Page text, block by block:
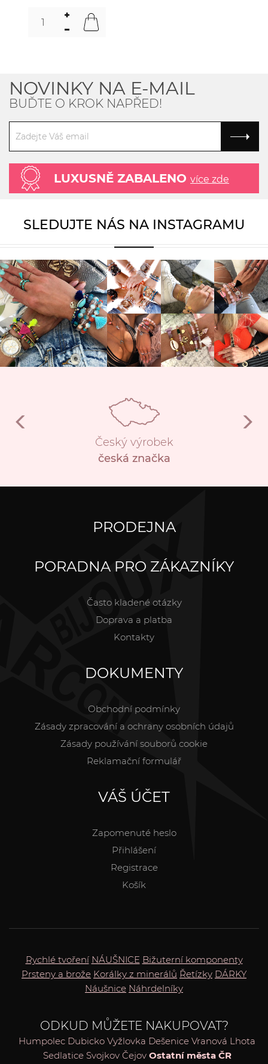
NOVINKY NA E-MAIL
BUĎTE O KROK NAPŘED!
LUXUSNĚ ZABALENO více zde
SLEDUJTE NÁS NA INSTAGRAMU
Český výrobek
česká značka
PRODEJNA
PORADNA PRO ZÁKAZNÍKY
Často kladené otázky
Doprava a platba
Kontakty
DOKUMENTY
Obchodní podmínky
Zásady zpracování a ochrany osobních údajů
Zásady používání souborů cookie
Reklamační formulář
VÁŠ ÚČET
Zapomenuté heslo
Přihlášení
Registrace
Košík
Rychlé tvoření NÁUŠNICE Bižuterní komponenty
Prsteny a brože Korálky z minerálů Řetízky DÁRKY
Náušnice Náhrdelníky
ODKUD MŮŽETE NAKUPOVAT?
Humpolec Dubicko Vyžlovka Dešenice Vranová Lhota
Sedlatice Svojkov Čejov Ostatní města ČR